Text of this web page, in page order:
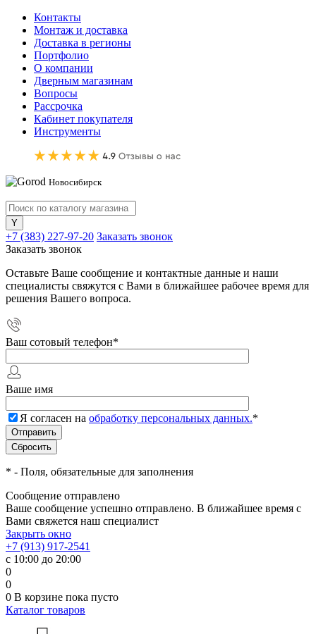
Контакты
Монтаж и доставка
Доставка в регионы
Портфолио
О компании
Дверным магазинам
Вопросы
Рассрочка
Кабинет покупателя
Инструменты
Новосибирск
+7 (383) 227-97-20 Заказать звонок
Заказать звонок
Оставьте Ваше сообщение и контактные данные и наши
специалисты свяжутся с Вами в ближайшее рабочее время для
решения Вашего вопроса.
Ваш сотовый телефон*
Ваше имя
Я согласен на обработку персональных данных.*
* - Поля, обязательные для заполнения
Сообщение отправлено
Ваше сообщение успешно отправлено. В ближайшее время с
Вами свяжется наш специалист
Закрыть окно
+7 (913) 917-2541
с 10:00 до 20:00
0
0
0 В корзине пока пусто
Каталог товаров